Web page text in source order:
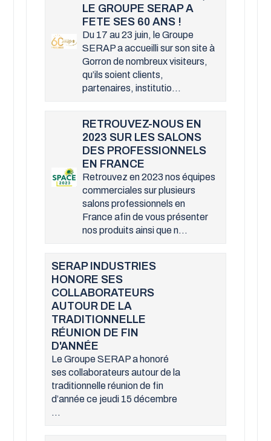
LE GROUPE SERAP A
FETE SES 60 ANS !
Du 17 au 23 juin, le Groupe
SERAP a accueilli sur son site à
Gorron de nombreux visiteurs,
qu’ils soient clients,
partenaires, institutio...
RETROUVEZ-NOUS EN
2023 SUR LES SALONS
DES PROFESSIONNELS
EN FRANCE
Retrouvez en 2023 nos équipes
commerciales sur plusieurs
salons professionnels en
France afin de vous présenter
nos produits ainsi que n...
SERAP INDUSTRIES
HONORE SES
COLLABORATEURS
AUTOUR DE LA
TRADITIONNELLE
RÉUNION DE FIN
D'ANNÉE
Le Groupe SERAP a honoré
ses collaborateurs autour de la
traditionnelle réunion de fin
d’année ce jeudi 15 décembre
...